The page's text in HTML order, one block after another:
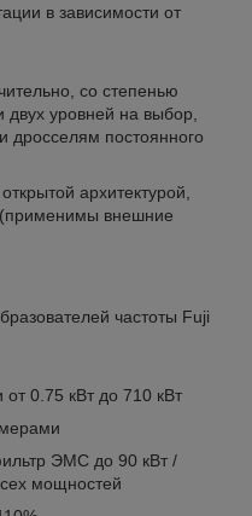
в зависимости от
со степенью
уровней на выбор,
постоянного
архитектурой,
внешние
частоты Fuji
0.75 кВт до 710 кВт
ЭМС до 90 кВт /
мощностей